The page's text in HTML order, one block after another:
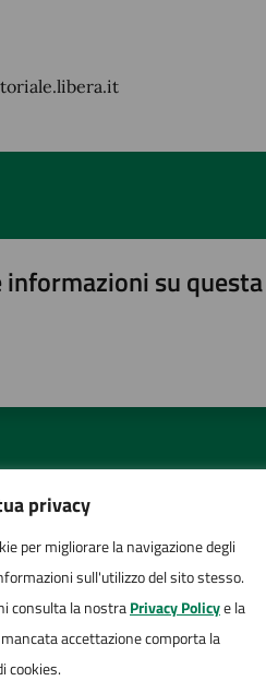
privacy
per migliorare la navigazione degli
sull'utilizzo del sito stesso.
consulta la nostraPrivacy Policye la
mancata accettazione comporta la
cookies.
su questa